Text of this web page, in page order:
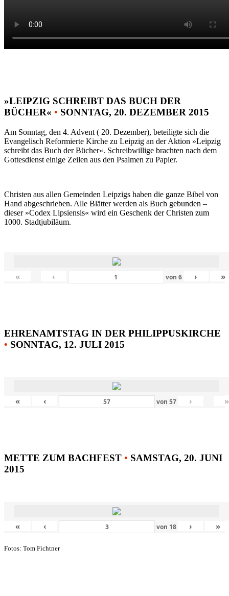
»LEIPZIG SCHREIBT DAS BUCH DER
BÜCHER« • SONNTAG, 20. DEZEMBER 2015
Am Sonntag, den 4. Advent ( 20. Dezember), beteiligte sich die
Evangelisch Reformierte Kirche zu Leipzig an der Aktion »Leipzig
schreibt das Buch der Bücher«. Schreibwillige brachten nach dem
Gottesdienst einige Zeilen aus den Psalmen zu Papier.
Christen aus allen Gemeinden Leipzigs haben die ganze Bibel von
Hand abgeschrieben. Alle Blätter werden als Buch gebunden –
dieser »Codex Lipsiensis« wird ein Geschenk der Christen zum
1000. Stadtjubiläum.
« ‹ von 6 › »
EHRENAMTSTAG IN DER PHILIPPUSKIRCHE
• SONNTAG, 12. JULI 2015
« ‹ von57 › »
METTE ZUM BACHFEST • SAMSTAG, 20. JUNI
2015
« ‹ von 18 › »
Fotos: Tom Fichtner